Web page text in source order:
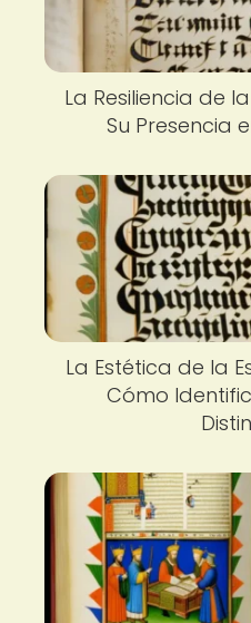
La Resiliencia de
Su Presencia
La Estética de la
Cómo